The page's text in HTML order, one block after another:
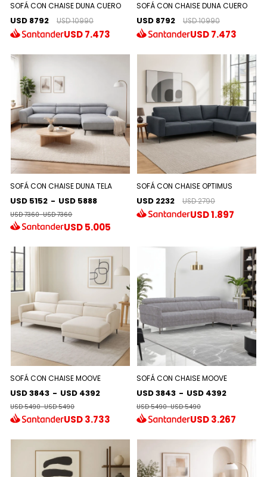
SOFÁ CON CHAISE DUNA CUERO
USD 8792 USD 10990
USD7.473
SOFÁ CON CHAISE DUNA CUERO
USD 8792 USD 10990
USD7.473
SOFÁ CON CHAISE DUNA TELA
USD 5152 - USD 5888
USD 7360-USD 7360
USD5.005
SOFÁ CON CHAISE OPTIMUS
USD 2232 USD 2790
USD1.897
SOFÁ CON CHAISE MOOVE
USD 3843 - USD 4392
USD 5490-USD 5490
USD3.733
SOFÁ CON CHAISE MOOVE
USD 3843 - USD 4392
USD 5490-USD 5490
USD3.267